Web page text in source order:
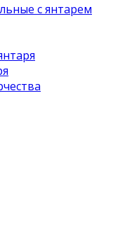
с янтарем